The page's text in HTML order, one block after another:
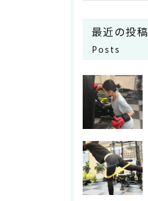
最近の投稿
Posts